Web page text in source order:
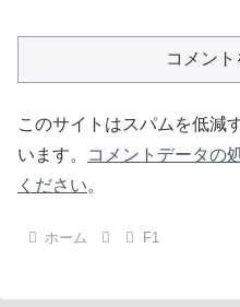
コメン
このサイトはスパムを低減
います。
コメントデータの
ください。
ホーム F1